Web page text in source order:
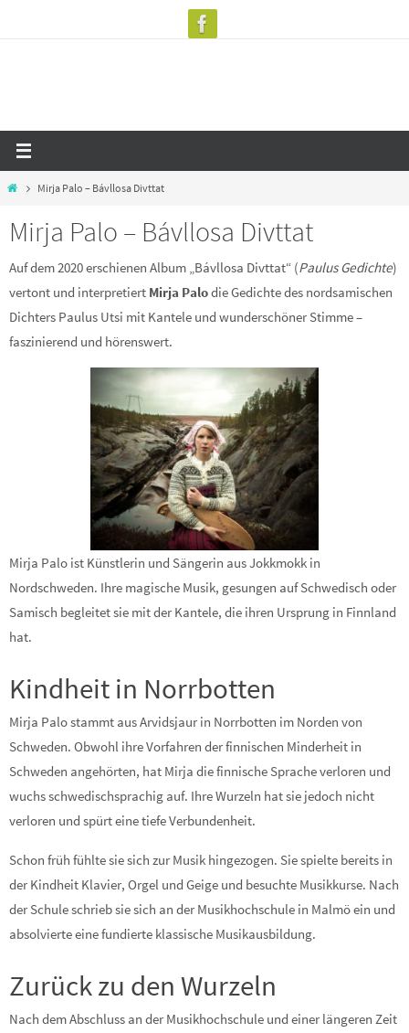
StartMirja Palo – Bávllosa Divttat
Mirja Palo – Bávllosa Divttat
Auf dem 2020 erschienen Album „Bávllosa Divttat“ (Paulus Gedichte)
vertont und interpretiert Mirja Palodie Gedichte des nordsamischen
Dichters Paulus Utsi mit Kantele und wunderschöner Stimme –
faszinierend und hörenswert.
Mirja Palo ist Künstlerin und Sängerin aus Jokkmokk in
Nordschweden. Ihre magische Musik, gesungen auf Schwedisch oder
Samisch begleitet sie mit der Kantele, die ihren Ursprung in Finnland
hat.
Kindheit in Norrbotten
Mirja Palo stammt aus Arvidsjaur in Norrbotten im Norden von
Schweden. Obwohl ihre Vorfahren der finnischen Minderheit in
Schweden angehörten, hat Mirja die finnische Sprache verloren und
wuchs schwedischsprachig auf. Ihre Wurzeln hat sie jedoch nicht
verloren und spürt eine tiefe Verbundenheit.
Schon früh fühlte sie sich zur Musik hingezogen. Sie spielte bereits in
der Kindheit Klavier, Orgel und Geige und besuchte Musikkurse. Nach
der Schule schrieb sie sich an der Musikhochschule in Malmö ein und
absolvierte eine fundierte klassische Musikausbildung.
Zurück zu den Wurzeln
Nach dem Abschluss an der Musikhochschule und einer längeren Zeit